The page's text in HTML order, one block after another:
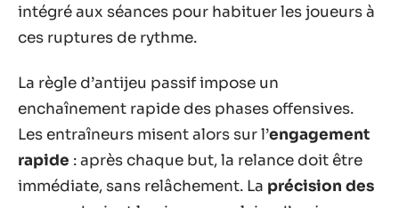
intégré aux séances pour habituer les joueurs à
ces ruptures de rythme.
La règle d’antijeu passif impose un
enchaînement rapide des phases offensives.
Les entraîneurs misent alors sur l’engagement
rapide : après chaque but, la relance doit être
immédiate, sans relâchement. La précision des